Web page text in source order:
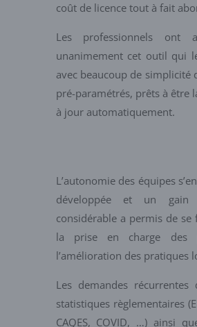
coût de licence tout à fait
Les professionnels ont
unanimement cet outil qui
avec beaucoup de simplicité
pré-paramétrés, prêts à être
à jour automatiquement.
L’autonomie des équipes
développée et un gain
considérable a permis de se
la prise en charge des
l’amélioration des pratiques
Les demandes récurrentes
statistiques règlementaires
CAQES, COVID, …) ainsi